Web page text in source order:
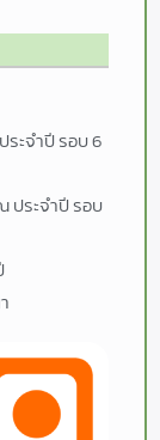
ะจำปี รอบ 6
ประจำปี รอบ